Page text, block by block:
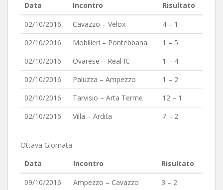
Data
Incontro
Risultato
02/10/2016
Cavazzo – Velox
4 – 1
02/10/2016
Mobilieri – Pontebbana
1 – 5
02/10/2016
Ovarese – Real IC
1 – 4
02/10/2016
Paluzza – Ampezzo
1 – 2
02/10/2016
Tarvisio – Arta Terme
12 – 1
02/10/2016
Villa – Ardita 7 – 2
Ottava Giornata
Data
Incontro
Risultato
09/10/2016
Ampezzo – Cavazzo
3 – 2